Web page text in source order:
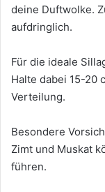
deine Duftwolke.
aufdringlich.
Für die ideale
Halte dabei 15-20
Verteilung.
Besondere
Zimt und Muskat
führen.